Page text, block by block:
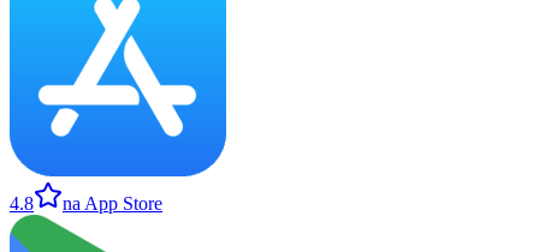
4.8 na App Store